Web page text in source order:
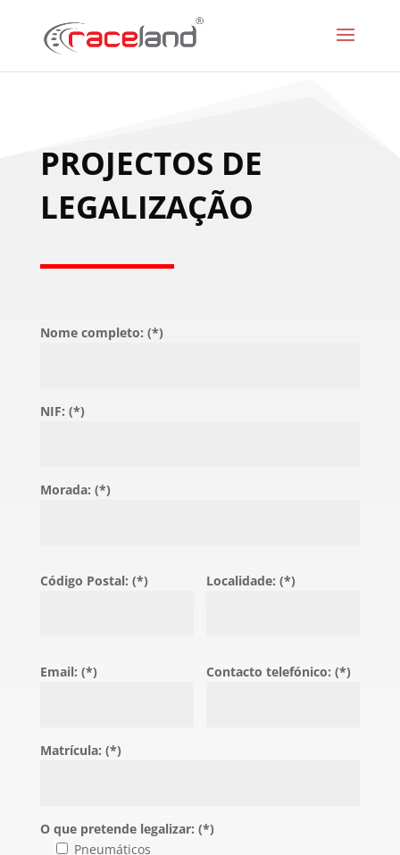
PROJECTOS DE
LEGALIZAÇÃO
Nome completo: (*)
NIF: (*)
Morada: (*)
Código Postal: (*) Localidade: (*)
Email: (*) Contacto telefónico: (*)
Matrícula: (*)
O que pretende legalizar: (*)
Pneumáticos